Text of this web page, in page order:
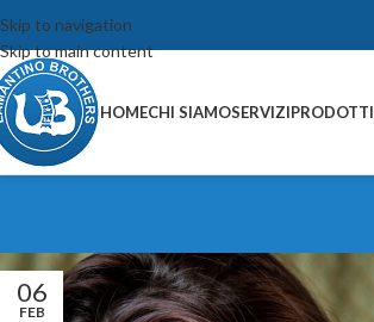
Skip to navigation
Skip to main content
HOMECHI SIAMOSERVIZIPRODOTTI
06
FEB